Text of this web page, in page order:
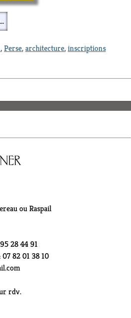
,Perse,architecture,inscriptions
ou Raspail
28 44 91
82 01 38 10
rdv.